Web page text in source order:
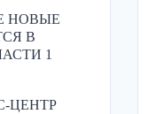
НОВЫЕ
В
1
ЦЕНТР